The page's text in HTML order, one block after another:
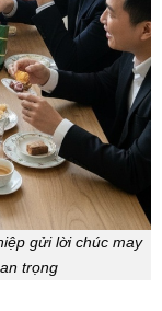
gửi lời chúc may
trọng